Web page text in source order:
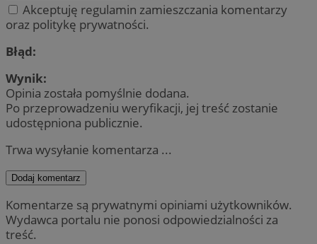
Akceptuję regulamin zamieszczania komentarzy
oraz politykę prywatności.
Błąd:
Wynik:
Opinia została pomyślnie dodana.
Po przeprowadzeniu weryfikacji, jej treść zostanie
udostępniona publicznie.
Trwa wysyłanie komentarza ...
Dodaj komentarz
Komentarze są prywatnymi opiniami użytkowników.
Wydawca portalu nie ponosi odpowiedzialności za
treść.